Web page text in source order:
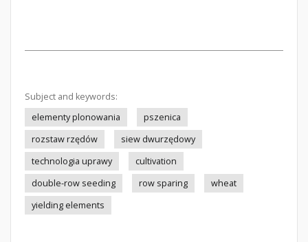
Subject and keywords:
elementy plonowania
pszenica
rozstaw rzędów
siew dwurzędowy
technologia uprawy
cultivation
double-row seeding
row sparing
wheat
yielding elements